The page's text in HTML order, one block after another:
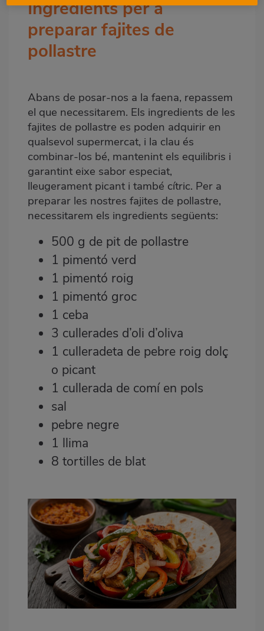
Ingredients per a
preparar fajites de
pollastre
Abans de posar-nos a la faena, repassem
el que necessitarem. Els ingredients de les
fajites de pollastre es poden adquirir en
qualsevol supermercat, i la clau és
combinar-los bé, mantenint els equilibris i
garantint eixe sabor especiat,
lleugerament picant i també cítric. Per a
preparar les nostres fajites de pollastre,
necessitarem els ingredients següents:
500 g de pit de pollastre
1 pimentó verd
1 pimentó roig
1 pimentó groc
1 ceba
3 cullerades d’oli d’oliva
1 culleradeta de pebre roig dolç
o picant
1 cullerada de comí en pols
sal
pebre negre
1 llima
8 tortilles de blat